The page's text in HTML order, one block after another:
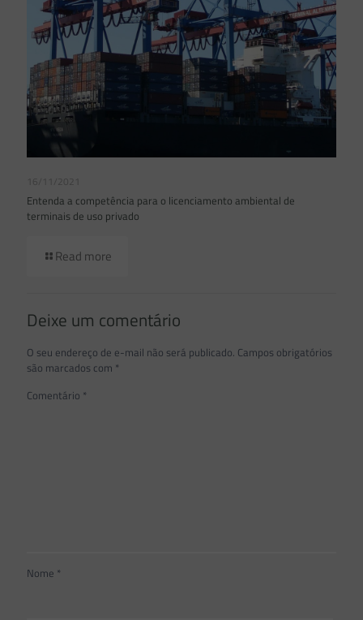
16/11/2021
Entenda a competência para o licenciamento ambiental de
terminais de uso privado
Read more
Deixe um comentário
O seu endereço de e-mail não será publicado. Campos obrigatórios
são marcados com *
Comentário *
Nome *